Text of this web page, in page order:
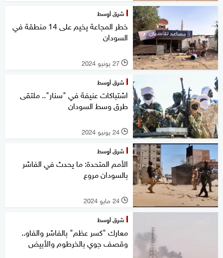
شرق أوسط
خطر المجاعة يخيم على 14 منطقة في
السودان
l 27 يونيو 2024
شرق أوسط
اشتباكات عنيفة في "سنار".. ملتقى
طرق وسط السودان
l 24 يونيو 2024
شرق أوسط
الأمم المتحدة: ما يحدث في الفاشر
بالسودان مروع
l 24 مايو 2024
شرق أوسط
معارك "كسر عظم" بالفاشر والفاو..
وقصف جوي بالخرطوم والأبيض